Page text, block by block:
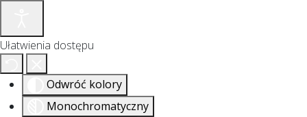
Ułatwienia dostępu
Odwróć kolory
Monochromatyczny